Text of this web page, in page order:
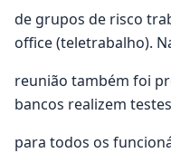
de grupos de risco
office (teletrabalho).
reunião também foi
bancos realizem
para todos os